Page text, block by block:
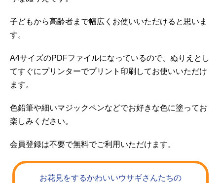
子どもから高齢者まで幅広くお使いいただけると思いま
す。
A4サイズのPDFファイルになっているので、ぬりえとし
てすぐにプリンターでプリント印刷してお使いいただけ
ます。
色鉛筆や細いマジックペンなどでお好きな色に塗ってお
楽しみください。
会員登録は不要で無料でご利用いただけます。
お花見をするかわいいウサギさんたちの